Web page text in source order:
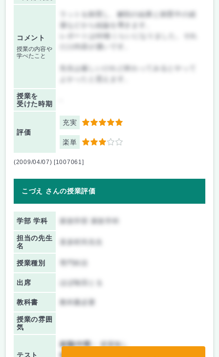
コメント
授業の内容や
学べたこと
ラットを飼育し、解剖の結果と飼育中の経
過などから結論を導きます。
レポートは60枚くらいになりました。それ
先生は厳しいけれど終わってみるとやって
授業を
受けた時期
評価
充実 5
楽単 3
(2009/04/07) [1007061]
こづえ さんの授業評価
学部 学科
担当の先生
名
授業種別
出席 ほぼ毎回とる
教科書 教科書必要
授業の雰囲
気
テスト
前期/中間：
授業無し
後期/期末：